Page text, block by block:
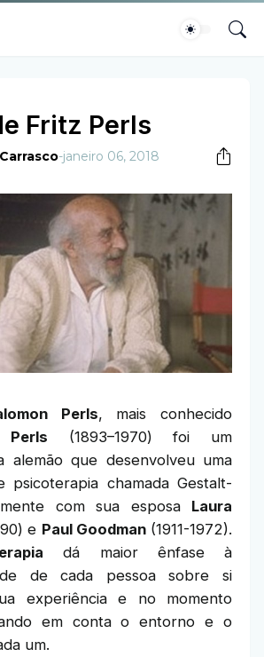
Fritz Perls
-janeiro 06, 2018
Perls, mais conhecido
(1893–1970) foi um
alemão que desenvolveu uma
psicoterapia chamada Gestalt-
com sua esposa Laura
e Paul Goodman(1911-1972).
dá maior ênfase à
de cada pessoa sobre si
experiência e no momento
em conta o entorno e o
um.